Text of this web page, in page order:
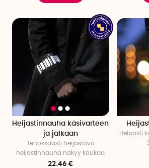
Heijastinnauha käsivarteen
ja jalkaan
Tehokkaasti heijastava
heijastinnauha näkyy kaukaa
22.46 €
Helposti